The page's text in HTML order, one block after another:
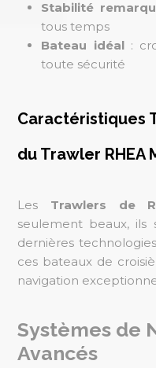
Stabilité
tous temps
Bateau idéal:
toute sécurité
Caractéristiques
du Trawler RHEA
Les Trawlers de
seulement beaux, ils
dernières
ces bateaux de
navigation
Systèmes de
Avancés